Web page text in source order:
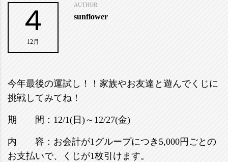
4
12月
AUTHOR:
sunflower
今年最後の運試し！！家族やお友達と遊んでくじに
挑戦してみてね！
期 間：12/1(日)～12/27(金)
内 容：お会計が1グループにつき5,000円ごとの
お支払いで、くじが1枚引けます。